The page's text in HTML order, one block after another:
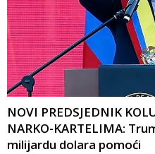
NOVI PREDSJEDNIK
NARKO-KARTELIMA:
milijardu dolara pomoći